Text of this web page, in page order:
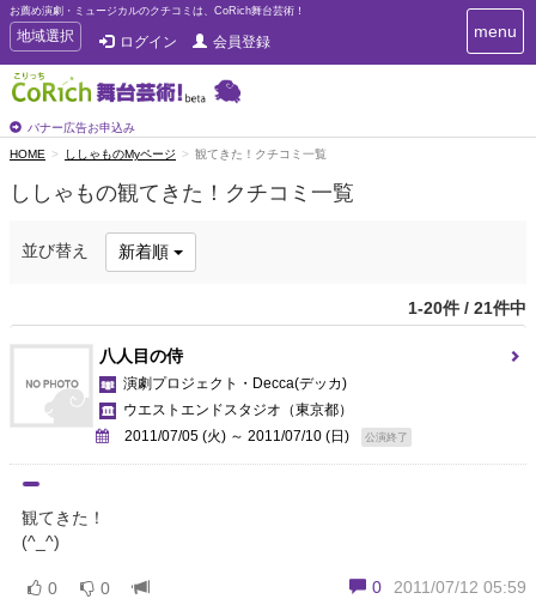
お薦め演劇・ミュージカルのクチコミは、CoRich舞台芸術！
T
o
g
g
e
n
v
a
地域選択 ログイン 会員登録
バナー広告お申込み
T
o
t
menu
HOME ししゃものMyページ 観てきた！クチコミ一覧
ししゃもの観てきた！クチコミ一覧
並び替え 新着順
1-20件 / 21件中
八人目の侍
演劇プロジェクト・Decca(デッカ)
ウエストエンドスタジオ （東京都）
2011/07/05 (火) ～ 2011/07/10 (日)
公演終了
観てきた！
(^_^)
0 2011/07/12 05:59
0 0